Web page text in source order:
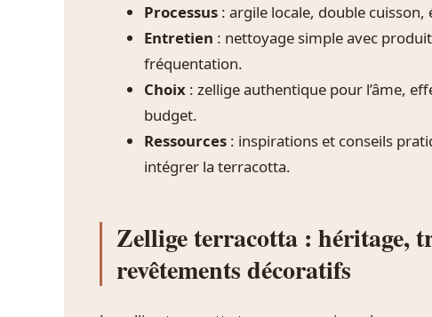
Processus : argile locale, double
Entretien : nettoyage simple avec
fréquentation.
Choix : zellige authentique pour l’âme,
budget.
Ressources : inspirations et conseils
intégrer la terracotta.
Zellige terracotta : héritage,
revêtements décoratifs